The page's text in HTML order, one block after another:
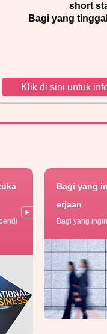
short
Bagi yang
Klik di sini untuk
Bagi yang
erjaan
Bagi yang